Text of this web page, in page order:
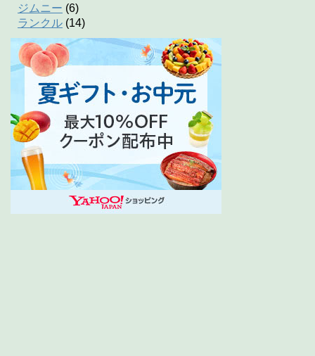
ジムニー (6)
ランクル (14)